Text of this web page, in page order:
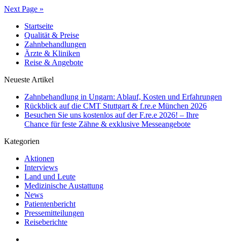
Next Page »
Startseite
Qualität & Preise
Zahnbehandlungen
Ärzte & Kliniken
Reise & Angebote
Neueste Artikel
Zahnbehandlung in Ungarn: Ablauf, Kosten und Erfahrungen
Rückblick auf die CMT Stuttgart & f.re.e München 2026
Besuchen Sie uns kostenlos auf der F.re.e 2026! – Ihre
Chance für feste Zähne & exklusive Messeangebote
Kategorien
Aktionen
Interviews
Land und Leute
Medizinische Austattung
News
Patientenbericht
Pressemitteilungen
Reiseberichte